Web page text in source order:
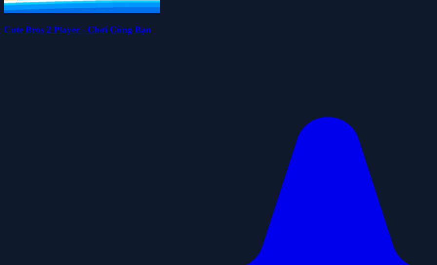
Cute Bros 2 Player - Chơi Cùng Bạn